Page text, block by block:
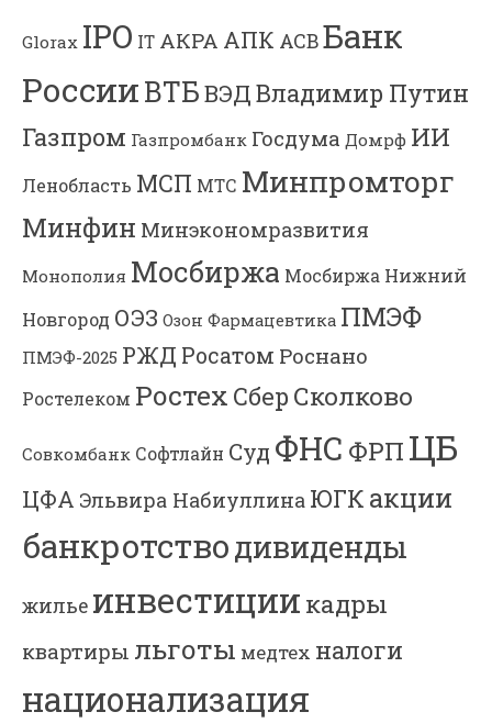
Glorax IPO IT АКРА АПК АСВБанк
РоссииВТБВЭДВладимир Путин
Газпром Газпромбанк Госдума Домрф ИИ
Ленобласть МСП МТС Минпромторг
Минфин Минэкономразвития
Монополия Мосбиржа Мосбиржа Нижний
Новгород ОЭЗ Озон Фармацевтика ПМЭФ
ПМЭФ-2025 РЖД Росатом Роснано
Ростелеком Ростех Сбер Сколково
Совкомбанк Софтлайн Суд ФНС ФРП ЦБ
ЦФА Эльвира Набиуллина ЮГК акции
банкротстводивиденды
жилье инвестиции кадры
квартиры льготы медтех налоги
национализация